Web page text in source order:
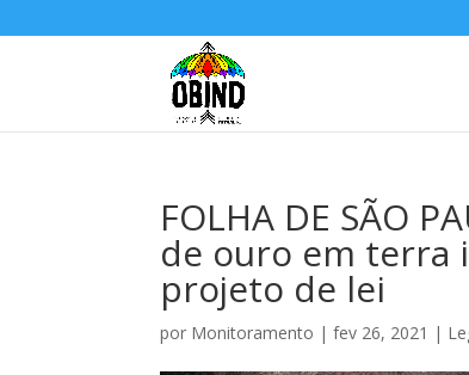
FOLHA DE SÃO
de ouro em terra
projeto de lei
por Monitoramento |fev 26, 2021 |